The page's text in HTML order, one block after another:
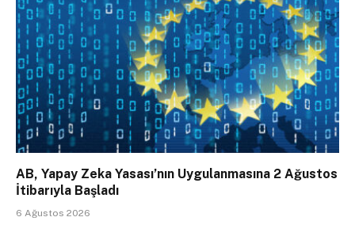
AB, Yapay Zeka Yasası’nın Uygulanmasına 2 Ağustos
İtibarıyla Başladı
6 Ağustos 2026